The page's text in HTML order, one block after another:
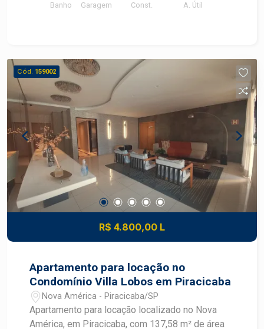
Banho Garagem Const. A. Útil
Cód. 159002
R$ 4.800,00 L
Apartamento para locação no
Condomínio Villa Lobos em Piracicaba
Nova América - Piracicaba/SP
Apartamento para locação localizado no Nova
América, em Piracicaba, com 137,58 m² de área